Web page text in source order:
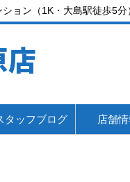
ョン（1K・大島駅徒歩5
タッフブログ 店舗